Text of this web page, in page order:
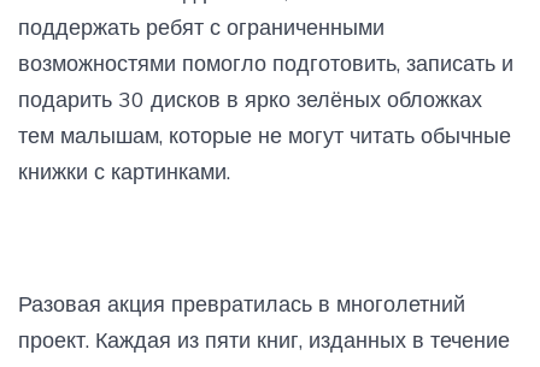
поддержать ребят с ограниченными
возможностями помогло подготовить, записать и
подарить 30 дисков в ярко зелёных обложках
тем малышам, которые не могут читать обычные
книжки с картинками.
Разовая акция превратилась в многолетний
проект. Каждая из пяти книг, изданных в течение